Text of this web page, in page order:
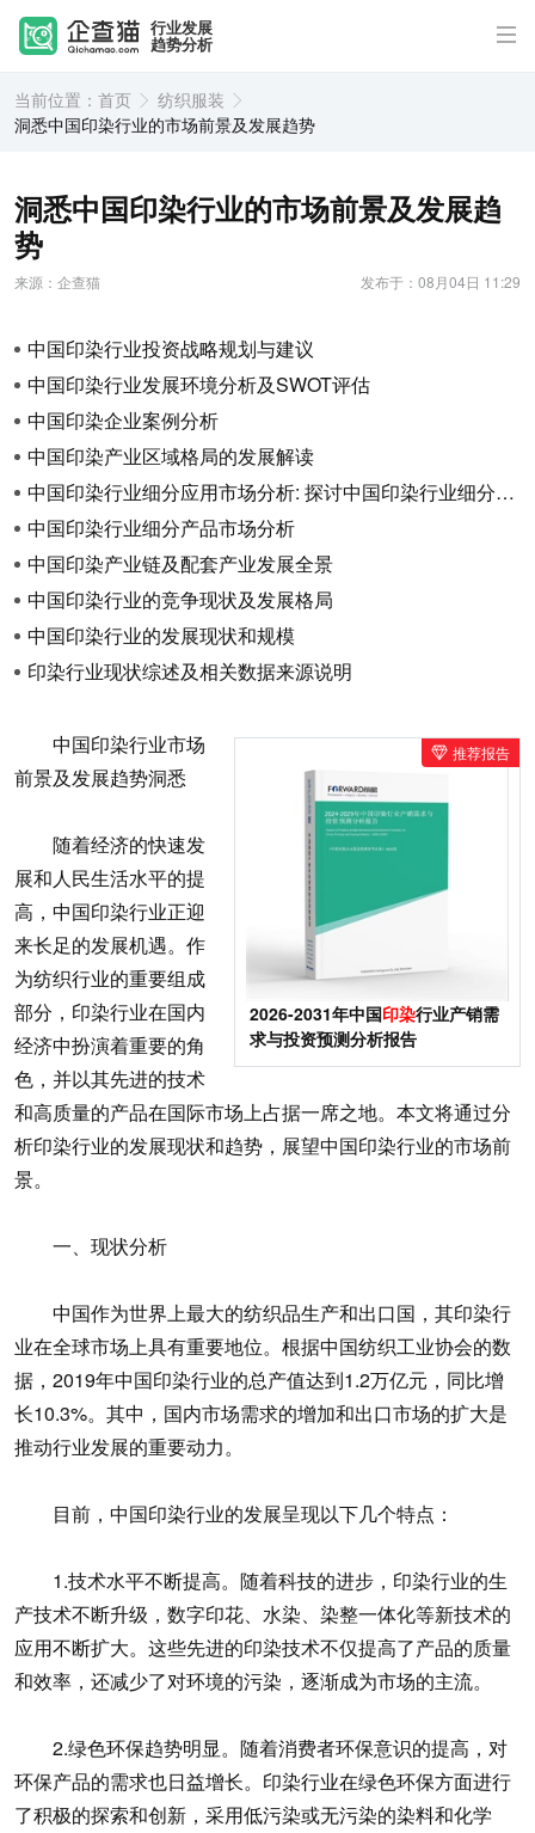
行业发展
趋势分析
当前位置： 首页
纺织服装
洞悉中国印染行业的市场前景及发展趋势
洞悉中国印染行业的市场前景及发展趋
势
来源：企查猫 发布于：08月04日 11:29
中国印染行业投资战略规划与建议
中国印染行业发展环境分析及SWOT评估
中国印染企业案例分析
中国印染产业区域格局的发展解读
中国印染行业细分应用市场分析: 探讨中国印染行业细分市场的应用情况
中国印染行业细分产品市场分析
中国印染产业链及配套产业发展全景
中国印染行业的竞争现状及发展格局
中国印染行业的发展现状和规模
印染行业现状综述及相关数据来源说明
推荐报告
2026-2031年中国印染行业产销需
求与投资预测分析报告
中国印染行业市场
前景及发展趋势洞悉
随着经济的快速发
展和人民生活水平的提
高，中国印染行业正迎
来长足的发展机遇。作
为纺织行业的重要组成
部分，印染行业在国内
经济中扮演着重要的角
色，并以其先进的技术
和高质量的产品在国际市场上占据一席之地。本文将通过分
析印染行业的发展现状和趋势，展望中国印染行业的市场前
景。
一、现状分析
中国作为世界上最大的纺织品生产和出口国，其印染行
业在全球市场上具有重要地位。根据中国纺织工业协会的数
据，2019年中国印染行业的总产值达到1.2万亿元，同比增
长10.3%。其中，国内市场需求的增加和出口市场的扩大是
推动行业发展的重要动力。
目前，中国印染行业的发展呈现以下几个特点：
1.技术水平不断提高。随着科技的进步，印染行业的生
产技术不断升级，数字印花、水染、染整一体化等新技术的
应用不断扩大。这些先进的印染技术不仅提高了产品的质量
和效率，还减少了对环境的污染，逐渐成为市场的主流。
2.绿色环保趋势明显。随着消费者环保意识的提高，对
环保产品的需求也日益增长。印染行业在绿色环保方面进行
了积极的探索和创新，采用低污染或无污染的染料和化学